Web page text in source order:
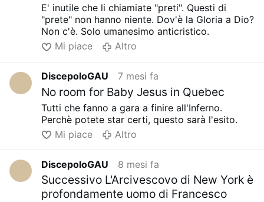
E' inutile che li chiamiate "preti". Questi di
"prete" non hanno niente. Dov'è la Gloria a Dio?
Non c'è. Solo umanesimo anticristico.
Mi piace
Altro
DiscepoloGAU 7 mesi fa
No room for Baby Jesus in Quebec
Tutti che fanno a gara a finire all'Inferno.
Perchè potete star certi, questo sarà l'esito.
Mi piace
Altro
DiscepoloGAU 8 mesi fa
Successivo L'Arcivescovo di New York è
profondamente uomo di Francesco